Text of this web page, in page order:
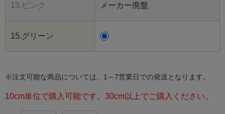
13.ピンク メーカー廃盤
15.グリーン
※注文可能な商品については、1～7営業日での発送となります。
10cm単位で購入可能です。30cm以上でご購入ください。